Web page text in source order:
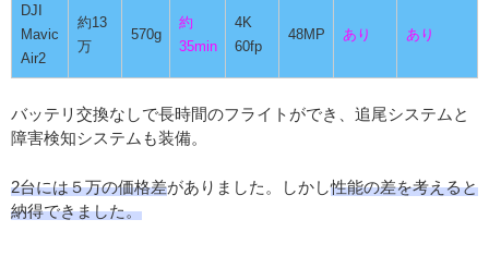
DJI
Mavic
Air2
約13
万
570g
約
35min
4K
60fp
48MP あり あり
バッテリ交換なしで長時間のフライトができ、追尾システムと
障害検知システムも装備。
2台には５万の価格差がありました。しかし性能の差を考えると
納得できました。